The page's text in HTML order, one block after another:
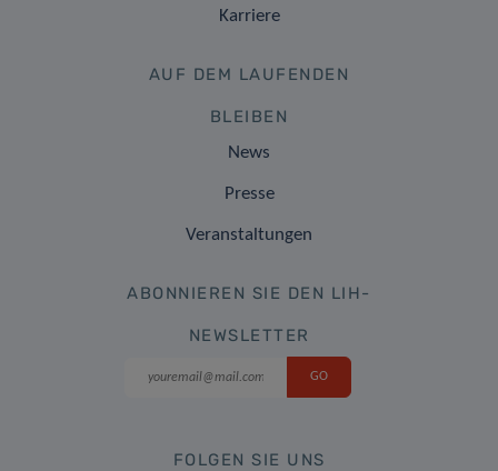
Karriere
AUF DEM LAUFENDEN
BLEIBEN
News
Presse
Veranstaltungen
ABONNIEREN SIE DEN LIH-
NEWSLETTER
FOLGEN SIE UNS